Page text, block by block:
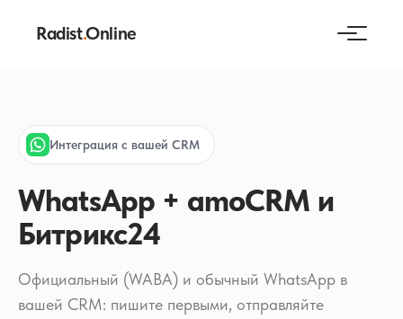
Radist.Online
Интеграция с вашей CRM
WhatsApp + amoCRM и
Битрикс24
Официальный (WABA) и обычный WhatsApp в
вашей CRM: пишите первыми, отправляйте